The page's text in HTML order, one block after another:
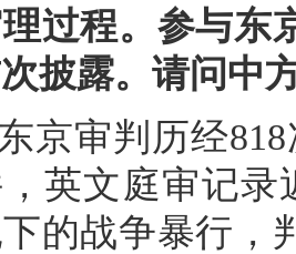
过程。参与东
披露。请问中
京审判历经
，英文庭审记
的战争暴行，